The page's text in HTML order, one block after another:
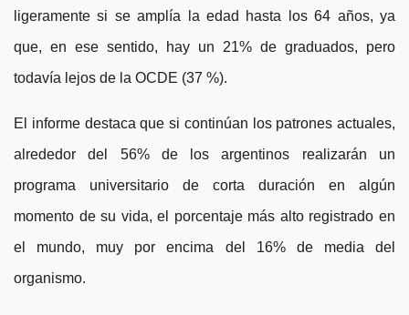
ligeramente si se amplía la edad hasta los 64 años, ya
que, en ese sentido, hay un 21% de graduados, pero
todavía lejos de la OCDE (37 %).
El informe destaca que si continúan los patrones actuales,
alrededor del 56% de los argentinos realizarán un
programa universitario de corta duración en algún
momento de su vida, el porcentaje más alto registrado en
el mundo, muy por encima del 16% de media del
organismo.